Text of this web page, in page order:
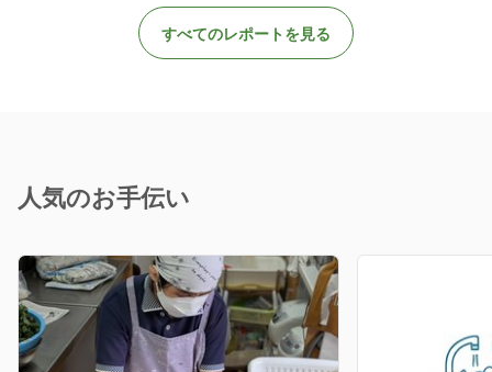
すべてのレポートを見る
人気のお手伝い